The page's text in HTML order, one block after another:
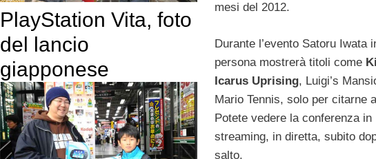
mesi del 2012.
Durante l’evento Satoru Iwata
persona mostrerà titoli come
Icarus Uprising, Luigi’s
Mario Tennis, solo per citarne
Potete vedere la conferenza in
streaming, in diretta, subito
salto.
PlayStation Vita, foto
del lancio
giapponese